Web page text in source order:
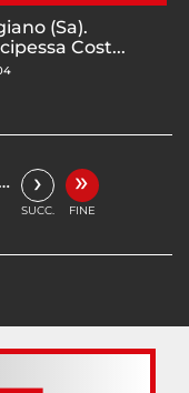
(Sa).
Cost...
›
SUCC.
»
FINE